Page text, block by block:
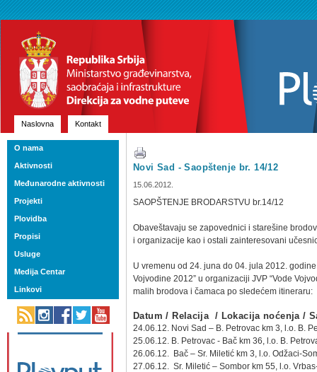
Naslovna Kontakt
Novi Sad - Saopštenje br. 14/12
15.06.2012.
SAOPŠTENJE BRODARSTVU br.14/12
Obaveštavaju se zapovednici i starešine
i organizacije kao i ostali zainteresovani
U vremenu od 24. juna do 04. jula 2012.
Vojvodine 2012” u organizaciji JVP “Vode
malih brodova i čamaca po sledećem itineraru:
Datum / Relacija / Lokacija noćenja /
24.06.12. Novi Sad – B. Petrovac km 3, l.o. B.
25.06.12. B. Petrovac - Bač km 36, l.o. B.
26.06.12. Bač – Sr. Miletić km 3, l.o. Odžaci-
27.06.12. Sr. Miletić – Sombor km 55, l.o.
O nama
Aktivnosti
Međunarodne aktivnosti
Projekti
Plovidba
Propisi
Usluge
Medija Centar
Linkovi